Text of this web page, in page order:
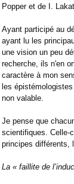
Popper et de I.
Ayant participé au
ayant lu les
une vision un peu
recherche, ils n'en
caractère à mon
les
non valable.
Je pense que
scientifiques. Celle-
principes différents,
La « faillite de